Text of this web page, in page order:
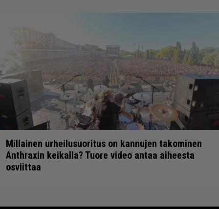
Millainen urheilusuoritus on kannujen takominen
Anthraxin keikalla? Tuore video antaa aiheesta
osviittaa